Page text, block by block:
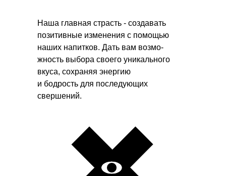
Наша главная страсть - создавать
позитивные изменения с помощью
наших напитков. Дать вам возмо-
жность выбора своего уникального
вкуса, сохраняя энергию
и бодрость для последующих
свершений.